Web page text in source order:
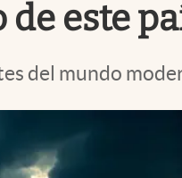
este
del mundo